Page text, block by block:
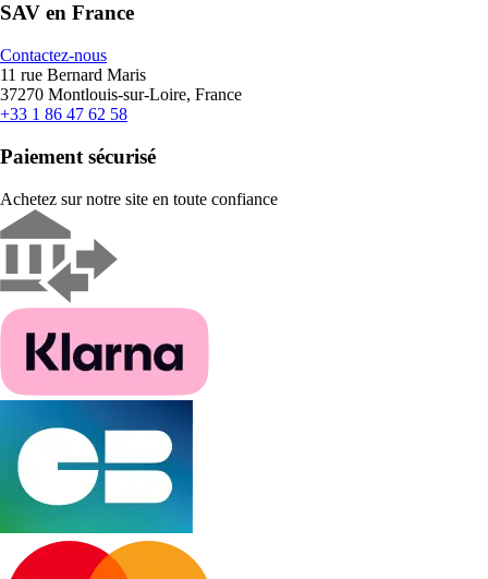
SAV en France
Contactez-nous
11 rue Bernard Maris
37270 Montlouis-sur-Loire, France
+33 1 86 47 62 58
Paiement sécurisé
Achetez sur notre site en toute confiance